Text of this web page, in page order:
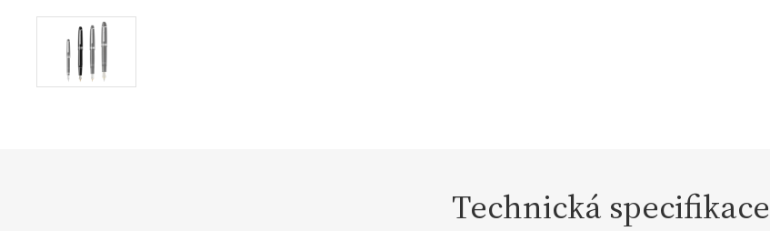
Technická specifikace